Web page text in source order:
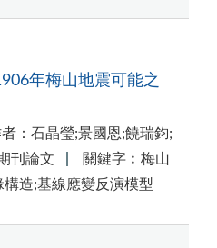
年梅山地震可能之
：石晶瑩;景國恩;饒瑞鈞;
刊論文
關鍵字︰梅山
造;基線應變反演模型